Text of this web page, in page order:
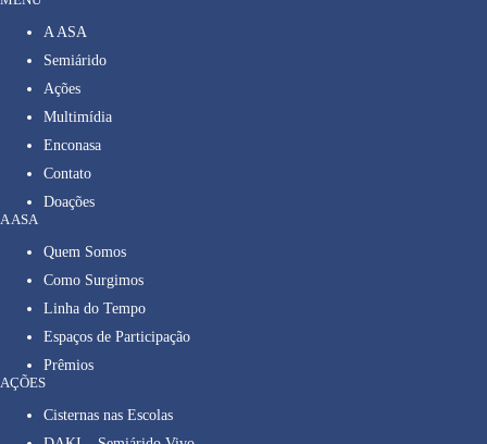
A ASA
Semiárido
Ações
Multimídia
Enconasa
Contato
Doações
A ASA
Quem Somos
Como Surgimos
Linha do Tempo
Espaços de Participação
Prêmios
AÇÕES
Cisternas nas Escolas